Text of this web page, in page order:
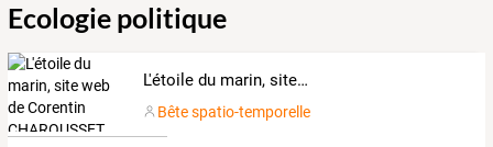
Ecologie politique
L'étoile du marin, site web de Corentin CHAROUSSET
Bête spatio-temporelle